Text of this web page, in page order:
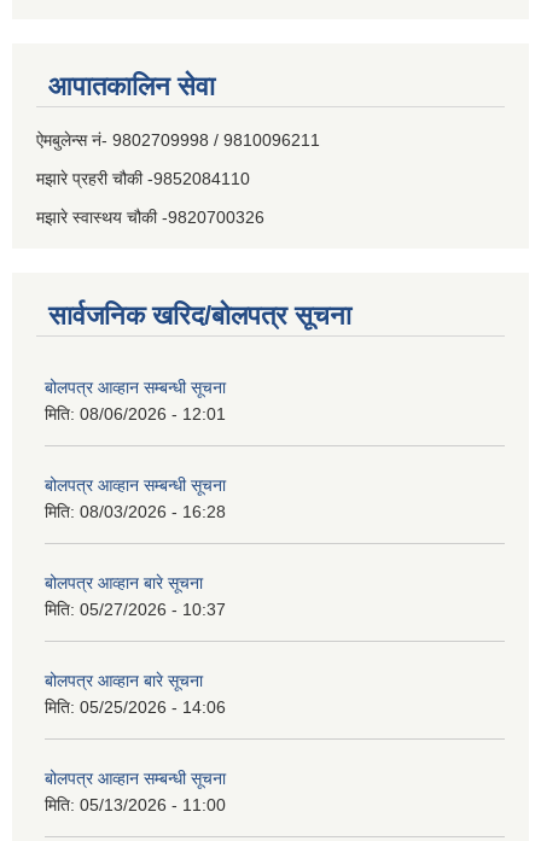
आपातकालिन सेवा
ऐमबुलेन्स नं- 9802709998 / 9810096211
मझारे प्रहरी चौकी -9852084110
मझारे स्वास्थय चौकी -9820700326
सार्वजनिक खरिद/बोलपत्र सूचना
बोलपत्र आव्हान सम्बन्धी सूचना
मिति: 08/06/2026 - 12:01
बोलपत्र आव्हान सम्बन्धी सूचना
मिति: 08/03/2026 - 16:28
बोलपत्र आव्हान बारे सूचना
मिति: 05/27/2026 - 10:37
बोलपत्र आव्हान बारे सूचना
मिति: 05/25/2026 - 14:06
बोलपत्र आव्हान सम्बन्धी सूचना
मिति: 05/13/2026 - 11:00